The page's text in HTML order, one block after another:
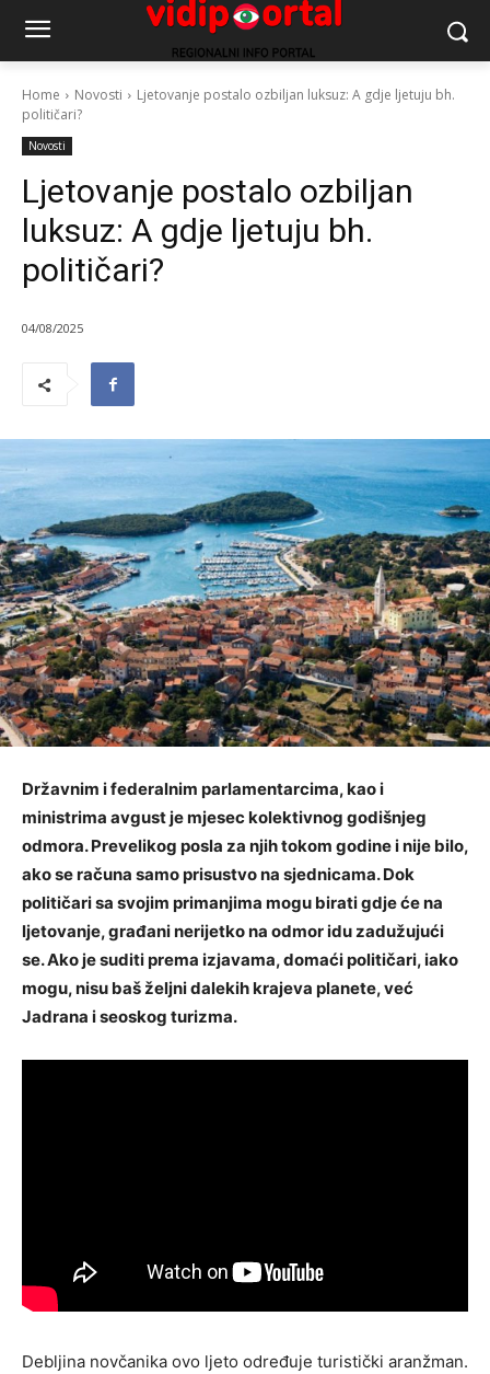
Home Novosti
Ljetovanje postalo ozbiljan luksuz: A gdje ljetuju bh.
političari?
Novosti
Ljetovanje postalo ozbiljan
luksuz: A gdje ljetuju bh.
političari?
04/08/2025
Državnim i federalnim parlamentarcima, kao i
ministrima avgust je mjesec kolektivnog godišnjeg
odmora. Prevelikog posla za njih tokom godine i nije bilo,
ako se računa samo prisustvo na sjednicama. Dok
političari sa svojim primanjima mogu birati gdje će na
ljetovanje, građani nerijetko na odmor idu zadužujući
se. Ako je suditi prema izjavama, domaći političari, iako
mogu, nisu baš željni dalekih krajeva planete, već
Jadrana i seoskog turizma.
Debljina novčanika ovo ljeto određuje turistički aranžman.